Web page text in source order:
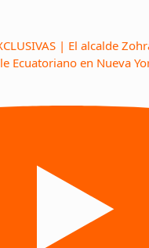
| El alcalde
Ecuatoriano en Nueva